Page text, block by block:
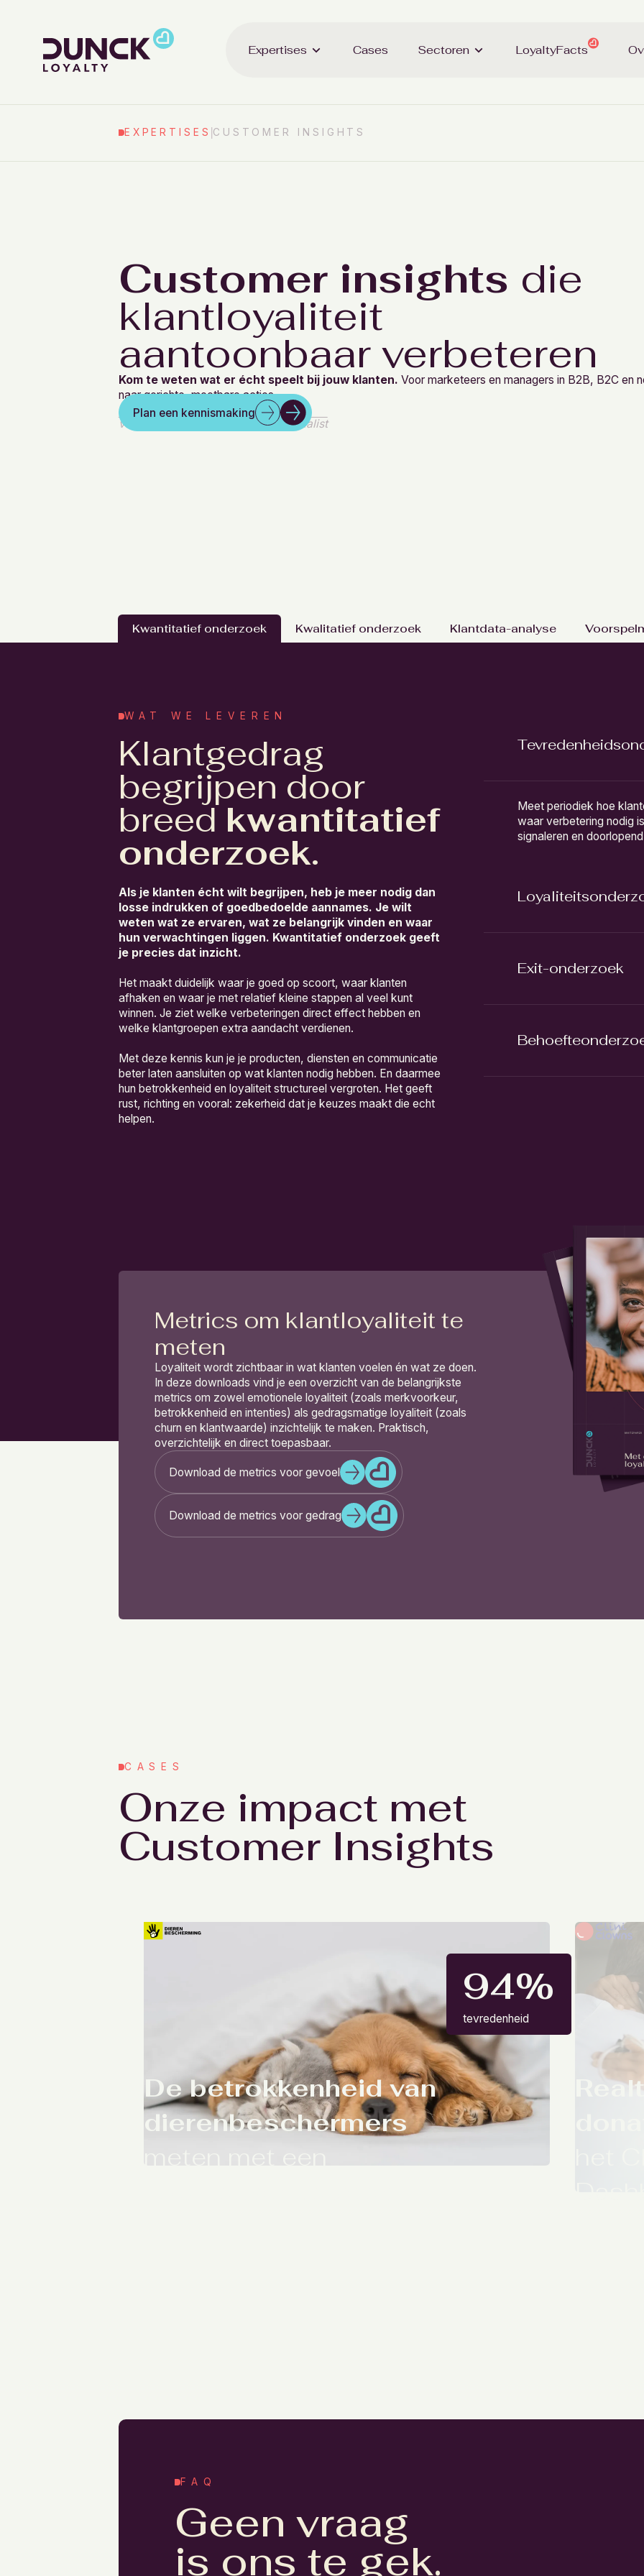
Expertises Cases Sectoren LoyaltyFacts
EXPERTISES CUSTOMER INSIGHTS
Customer insights die
klantloyaliteit
aantoonbaar verbeteren
Kom te weten wat er écht speelt bij jouw klanten. Voor marketeers en managers in B2B, B2C en
naar gerichte, meetbare acties.
Plan een kennismaking
vrijblijvend ∙ 30 minuten ∙ met specialist
Kwantitatief onderzoek Kwalitatief onderzoek Klantdata-analyse
WAT WE LEVEREN
Klantgedrag
begrijpen door
breedkwantitatief
onderzoek.
Als je klanten écht wilt begrijpen, heb je meer nodig dan
losse indrukken of goedbedoelde aannames. Je wilt
weten wat ze ervaren, wat ze belangrijk vinden en waar
hun verwachtingen liggen. Kwantitatief onderzoek geeft
je precies dat inzicht.
Het maakt duidelijk waar je goed op scoort, waar klanten
afhaken en waar je met relatief kleine stappen al veel kunt
winnen. Je ziet welke verbeteringen direct effect hebben en
welke klantgroepen extra aandacht verdienen.
Met deze kennis kun je je producten, diensten en communicatie
beter laten aansluiten op wat klanten nodig hebben. En daarmee
hun betrokkenheid en loyaliteit structureel vergroten. Het geeft
rust, richting en vooral: zekerheid dat je keuzes maakt die echt
helpen.
Meet periodiek hoe
waar verbetering nodig
signaleren en
Exit-onderzoek
Metrics om klantloyaliteit te
meten
Loyaliteit wordt zichtbaar in wat klanten voelen én wat ze doen.
In deze downloads vind je een overzicht van de belangrijkste
metrics om zowel emotionele loyaliteit (zoals merkvoorkeur,
betrokkenheid en intenties) als gedragsmatige loyaliteit (zoals
churn en klantwaarde) inzichtelijk te maken. Praktisch,
overzichtelijk en direct toepasbaar.
Download de metrics voor gevoel
Download de metrics voor gedrag
CASES
Onze impact met
Customer Insights
De betrokkenheid van
dierenbeschermers
meten met een
94%
tevredenheid
FAQ
Geen vraag
is ons te gek.